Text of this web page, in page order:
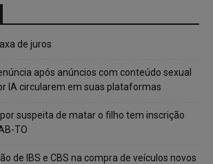
de juros
após anúncios com conteúdo sexual
IA circularem em suas plataformas
suspeita de matar o filho tem inscrição
TO
de IBS e CBS na compra de veículos novos